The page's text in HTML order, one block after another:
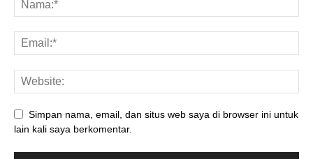
Simpan nama, email, dan situs web saya di browser ini untuk
lain kali saya berkomentar.